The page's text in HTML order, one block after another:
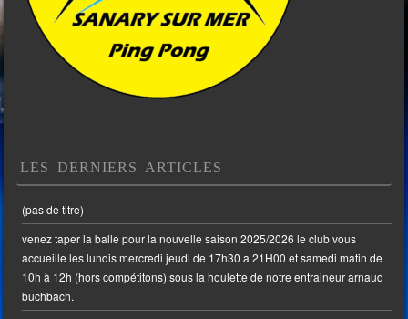
LES DERNIERS ARTICLES
(pas de titre)
venez taper la balle pour la nouvelle saison 2025/2026 le club vous
accueille les lundis mercredi jeudi de 17h30 a 21H00 et samedi matin de
10h à 12h (hors compétitons) sous la houlette de notre entraineur arnaud
buchbach.